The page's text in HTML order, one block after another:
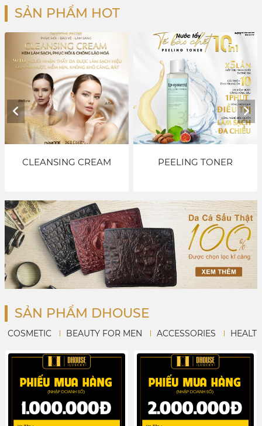
SẢN PHẨM HOT
CLEANSING CREAM PEELING TONER
SẢN PHẨM DHOUSE
COSMETIC BEAUTY FOR MEN ACCESSORIES